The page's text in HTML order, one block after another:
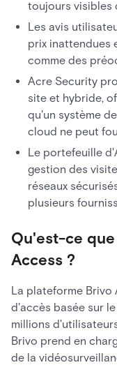
toujours visibles
Les avis
prix inattendues
comme des
Acre Security
site et hybride,
qu'un système
cloud ne peut
Le portefeuille
gestion des
réseaux
plusieurs
Qu'est-ce
Access ?
La plateforme
d'accès basée sur
millions
Brivo prend en
de la